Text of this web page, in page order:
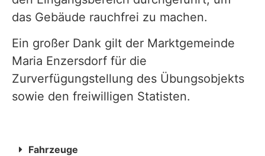
das Gebäude rauchfrei zu machen.
Ein großer Dank gilt der Marktgemeinde
Maria Enzersdorf für die
Zurverfügungstellung des Übungsobjekts
sowie den freiwilligen Statisten.
Fahrzeuge